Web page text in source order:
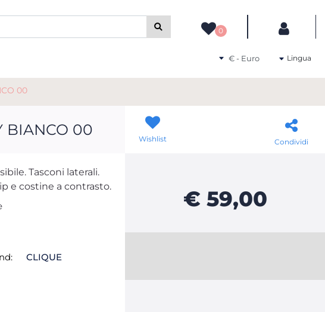
automaticamente gli altri filtri disponibili.
0
Seleziona una valuta
Lingua
00
BIANCO 00
Tasconi laterali.
e costine a contrasto.
CLIQUE
Wishlist Condividi
€ 59,00